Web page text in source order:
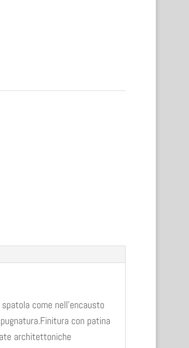
come nell’encausto
con patina
architettoniche